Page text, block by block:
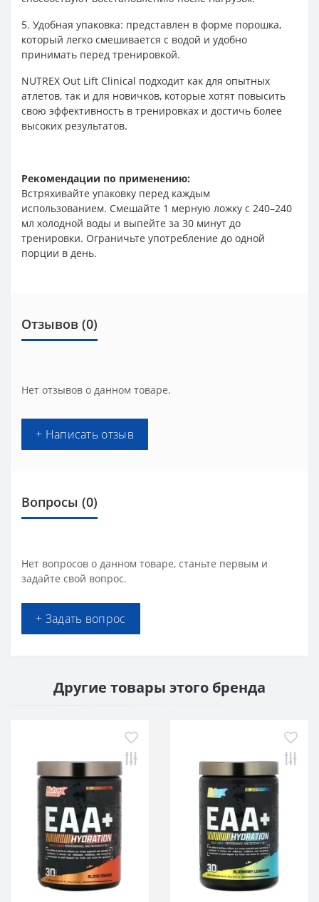
5. Удобная упаковка: представлен в форме порошка,
который легко смешивается с водой и удобно
принимать перед тренировкой.
NUTREX Out Lift Clinical подходит как для опытных
атлетов, так и для новичков, которые хотят повысить
свою эффективность в тренировках и достичь более
высоких результатов.
Рекомендации по применению:
Встряхивайте упаковку перед каждым
использованием. Смешайте 1 мерную ложку с 240–240
мл холодной воды и выпейте за 30 минут до
тренировки. Ограничьте употребление до одной
порции в день.
Отзывов (0)
Нет отзывов о данном товаре.
+ Написать отзыв
Вопросы (0)
Нет вопросов о данном товаре, станьте первым и
задайте свой вопрос.
+ Задать вопрос
Другие товары этого бренда